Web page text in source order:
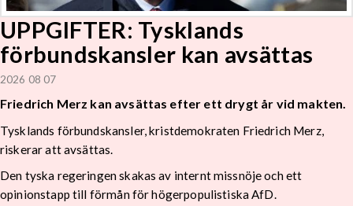
UPPGIFTER: Tysklands
förbundskansler kan avsättas
2026 08 07
Friedrich Merz kan avsättas efter ett drygt år vid makten.
Tysklands förbundskansler, kristdemokraten Friedrich Merz,
riskerar att avsättas.
Den tyska regeringen skakas av internt missnöje och ett
opinionstapp till förmån för högerpopulistiska AfD.